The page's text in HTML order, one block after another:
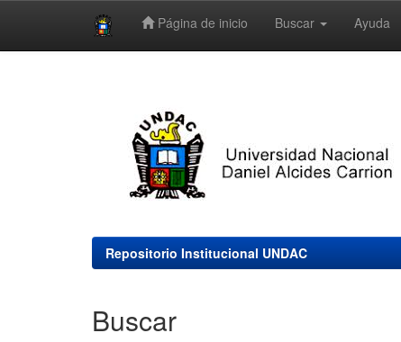
Página de inicio Buscar Ayuda
Repositorio Institucional UNDAC
Buscar